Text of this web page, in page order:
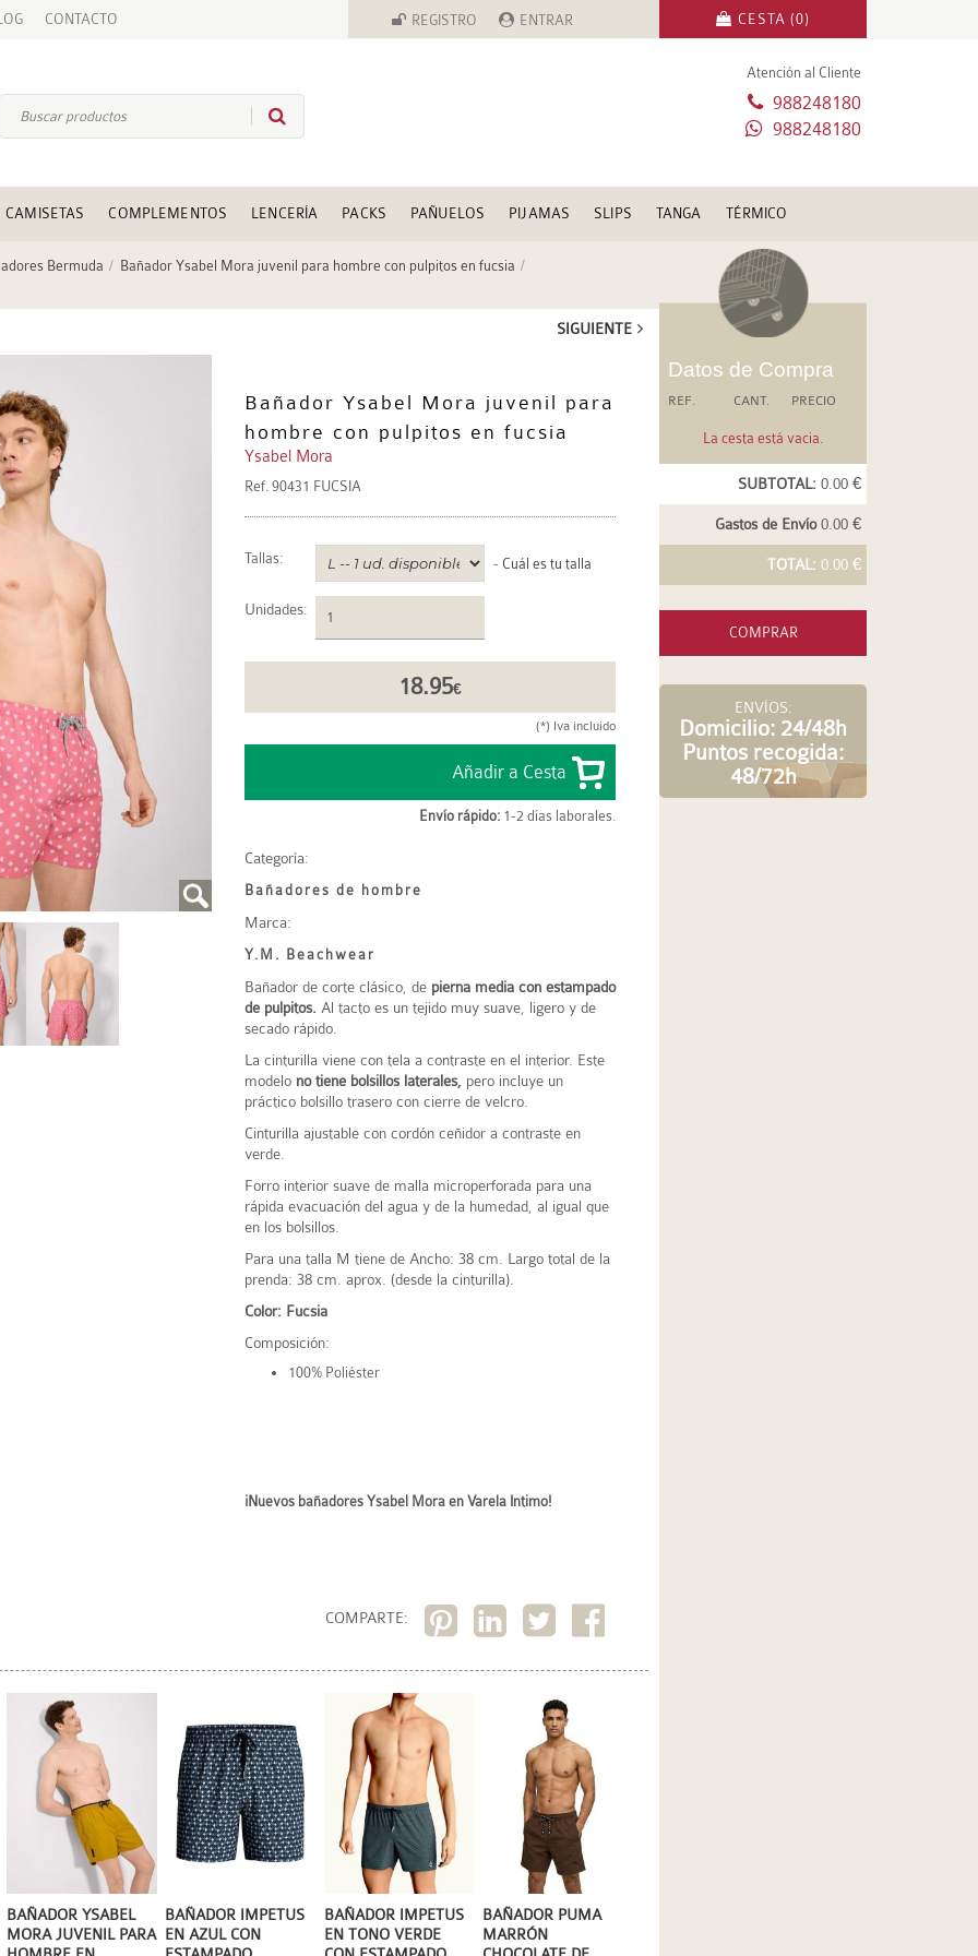
CONTACTO REGISTRO ENTRAR CESTA (0)
Atención al Cliente
988248180
988248180
CAMISETAS COMPLEMENTOS LENCERÍA PACKS PAÑUELOS PIJAMAS SLIPS TANGA TÉRMICO
Bermuda Bañador Ysabel Mora juvenil para hombre con pulpitos en fucsia
SIGUIENTE
Bañador Ysabel Mora juvenil para
hombre con pulpitos en fucsia
Ysabel Mora
Ref. 90431 FUCSIA
Tallas: - Cuál es tu talla
Unidades:
18.95€
(*) Iva incluido
Envío rápido: 1-2 días laborales.
Categoría:
Bañadores de hombre
Marca:
Y.M. Beachwear
Bañador de corte clásico, de pierna media con estampado
de pulpitos. Al tacto es un tejido muy suave, ligero y de
secado rápido.
La cinturilla viene con tela a contraste en el interior. Este
modelo no tiene bolsillos laterales, pero incluye un
práctico bolsillo trasero con cierre de velcro.
Cinturilla ajustable con cordón ceñidor a contraste en
verde.
Forro interior suave de malla microperforada para una
rápida evacuación del agua y de la humedad, al igual que
en los bolsillos.
Para una talla M tiene de Ancho: 38 cm. Largo total de la
prenda: 38 cm. aprox. (desde la cinturilla).
Color: Fucsia
Composición:
100% Poliéster
¡Nuevos bañadores Ysabel Mora en Varela Intimo!
COMPARTE:
BAÑADOR PUMA
MARRÓN
BAÑADOR IMPETUS
EN TONO VERDE
BAÑADOR IMPETUS
EN AZUL CON
BAÑADOR YSABEL
MORA JUVENIL PARA
Datos de Compra
REF. CANT. PRECIO
La cesta está vacia.
SUBTOTAL: 0.00 €
Gastos de Envío0.00 €
TOTAL: 0.00 €
COMPRAR
ENVÍOS:
Domicilio: 24/48h
Puntos recogida:
48/72h